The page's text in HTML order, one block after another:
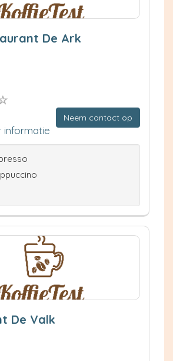
De Ark
Neem contact op
informatie
De Valk